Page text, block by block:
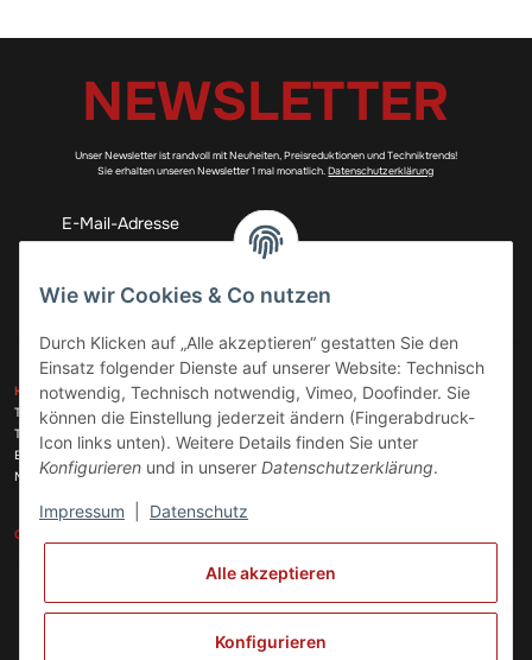
NEWSLETTER
Unser Newsletter ist randvoll mit Neuheiten, Preisreduktionen und Techniktrends!
Sie erhalten unseren Newsletter 1 mal monatlich.Datenschutzerklärung
Abonnieren
KONTAKT
Telefon:+49 (0)6074 816 08 0
Telefax:
+49 (0)6074 215 08 60
E-Mail:
info@meinhausgeraetedoc.de
Max Planck Str. 6 c, 63322 Rödermark
GESETZLICHE INFORMATIONEN
ZAHLUNGSARTEN
VERSANDARTEN
Vertrag widerrufen
Wie wir Cookies & Co nutzen
Durch Klicken auf „Alle akzeptieren“ gestatten Sie den
Einsatz folgender Dienste auf unserer Website: Technisch
notwendig, Technisch notwendig, Vimeo, Doofinder. Sie
können die Einstellung jederzeit ändern (Fingerabdruck-
Icon links unten). Weitere Details finden Sie unter
Konfigurieren und in unserer Datenschutzerklärung.
Impressum Datenschutz
Alle akzeptieren
Konfigurieren